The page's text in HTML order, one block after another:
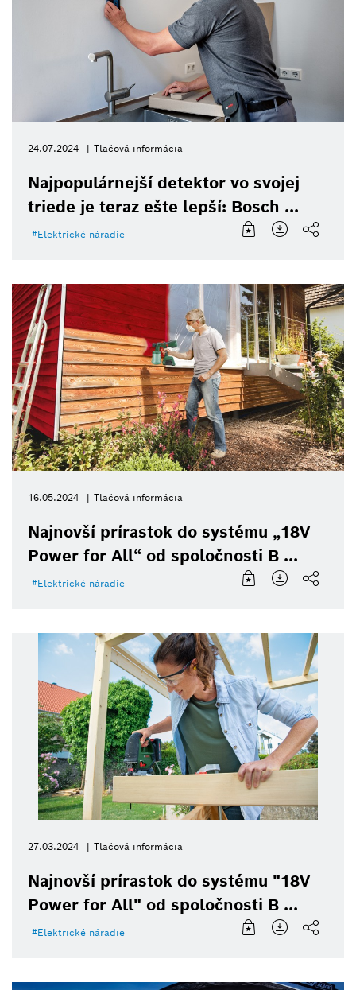
24.07.2024 Tlačová informácia
Najpopulárnejší detektor vo svojej
triede je teraz ešte lepší: Bosch ...
Elektrické náradie
16.05.2024 Tlačová informácia
Najnovší prírastok do systému „18V
Power for All“ od spoločnosti B ...
Elektrické náradie
27.03.2024 Tlačová informácia
Najnovší prírastok do systému "18V
Power for All" od spoločnosti B ...
Elektrické náradie